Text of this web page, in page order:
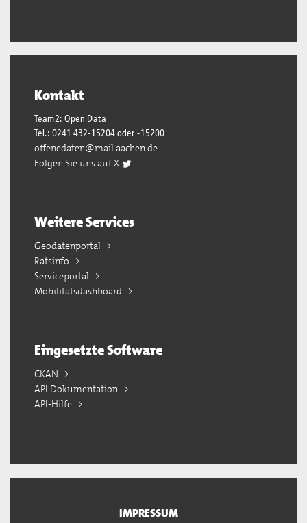
Kontakt
Team2: Open Data
Tel.: 0241 432-15204 oder -15200
offenedaten@mail.aachen.de
Folgen Sie uns auf X
Weitere Services
Geodatenportal
Ratsinfo
Serviceportal
Mobilitätsdashboard
Eingesetzte Software
CKAN
API Dokumentation
API-Hilfe
IMPRESSUM